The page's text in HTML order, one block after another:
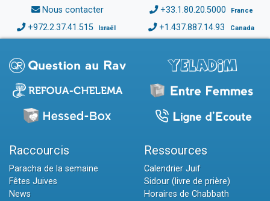
Nous contacter +33.1.80.20.5000 France
+972.2.37.41.515 Israël +1.437.887.14.93 Canada
Raccourcis
Paracha de la semaine
Fêtes Juives
News
Ressources
Calendrier Juif
Sidour (livre de prière)
Horaires de Chabbath